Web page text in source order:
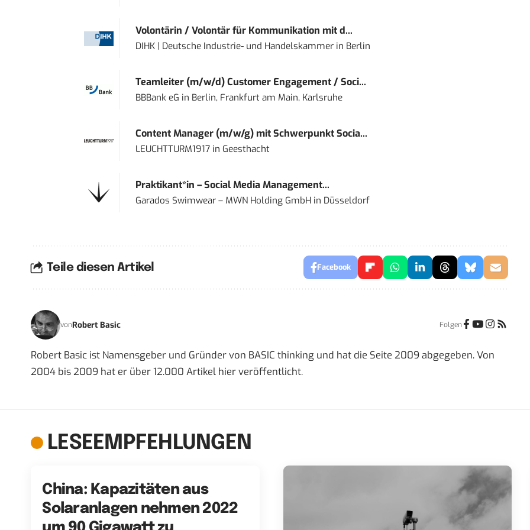
Volontärin / Volontär für Kommunikation mit d...
DIHK | Deutsche Industrie- und Handelskammerin Berlin
Teamleiter (m/w/d) Customer Engagement / Soci...
BBBank eG in Berlin, Frankfurt am Main, Karlsruhe
Content Manager (m/w/g) mit Schwerpunkt Socia...
LEUCHTTURM1917in Geesthacht
Praktikant*in – Social Media Management...
Garados Swimwear – MWN Holding GmbHin Düsseldorf
Teile diesen Artikel Facebook
vonRobert Basic Folgen
Robert Basic ist Namensgeber und Gründer von BASIC thinking und hat die Seite 2009 abgegeben. Von
2004 bis 2009 hat er über 12.000 Artikel hier veröffentlicht.
LESEEMPFEHLUNGEN
China: Kapazitäten aus
Solaranlagen nehmen 2022